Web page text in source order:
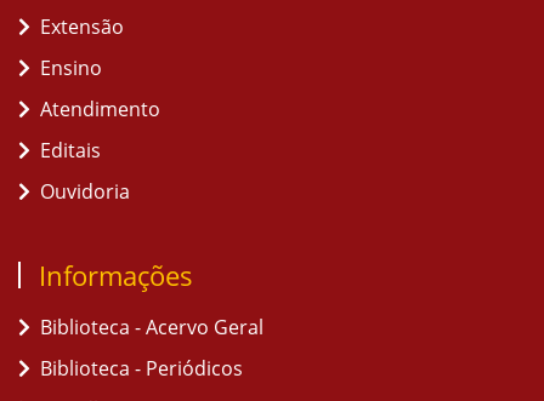
Extensão
Ensino
Atendimento
Editais
Ouvidoria
Informações
Biblioteca - Acervo Geral
Biblioteca - Periódicos